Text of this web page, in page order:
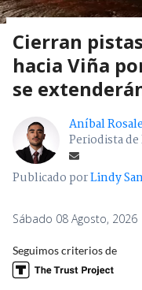
Cierran
hacia Viña
se
Aníbal
Periodista
Publicado porLindy
Sábado 08 Agosto, 2026
Seguimos criterios de